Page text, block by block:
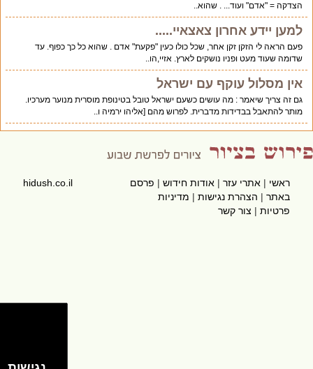
הצדקה = "אדם" ועוד... . שהוא..
למען יידע אחרון צאצאיי.....
פעם הראה לי הזקן זקן אחר, שכל כולו כעין "פקעת" אדם . שהוא כל כך כפוף. עד
שדומה שעוד מעט ופניו נושקים לארץ. אזיי,הו..
אין מסלול עוקף עם ישראל
גם זה צריך שיאמר : מה עושים כשעם ישראל טובל בטינופת מוסרית מנוער מערכיו.
מותר להתאבל בבדידות מדברית. לפרוש מהם [אליהו ירמיה ו..
ראשי|אתרי עזר|אודות חידוש|פרסם
באתר|הצהרת נגישות|מדיניות
פרטיות|צור קשר
hidush.co.il